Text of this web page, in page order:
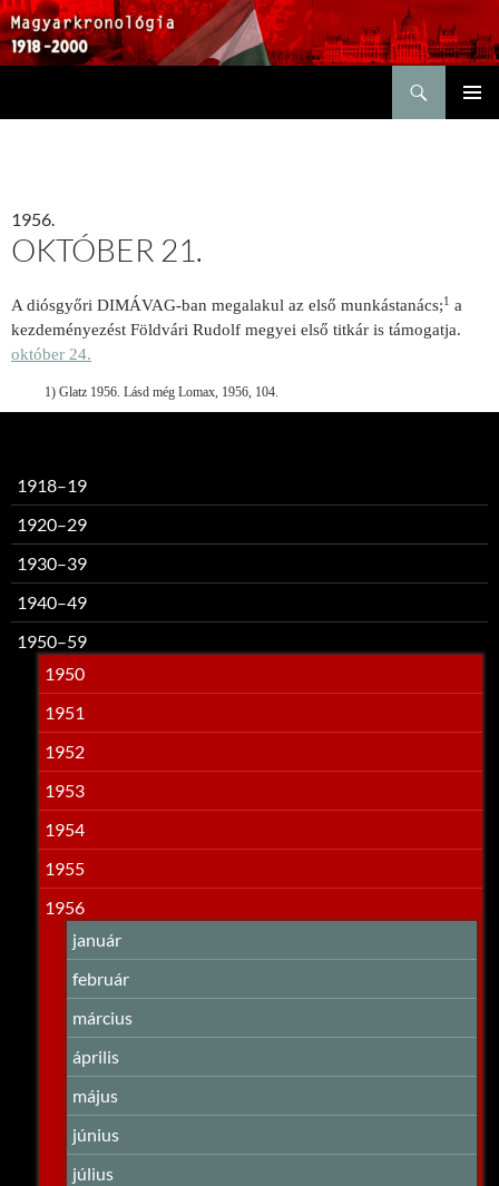
1956.
OKTÓBER 21.
A diósgyőri DIMÁVAG-ban megalakul az első munkástanács;1 a
kezdeményezést Földvári Rudolf megyei első titkár is támogatja.
október 24.
1) Glatz 1956. Lásd még Lomax, 1956, 104.
1918–19
1920–29
1930–39
1940–49
1950–59
1950
1951
1952
1953
1954
1955
1956
január
február
március
április
május
június
július